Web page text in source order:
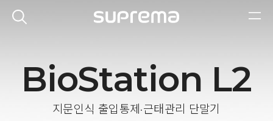
BioStation L2
지문인식 출입통제·근태관리 단말기